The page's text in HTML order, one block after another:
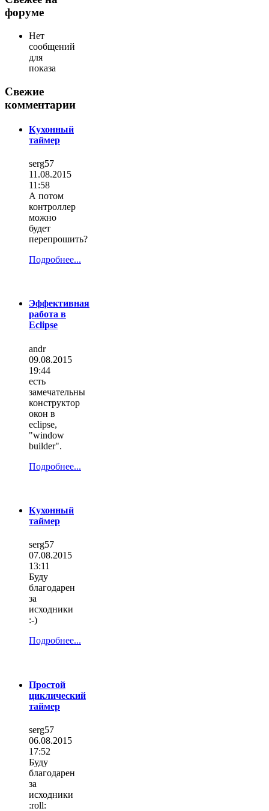
форуме
Нет
сообщений
для
показа
Свежие
комментарии
Кухонный
таймер
serg57
11.08.2015
11:58
А потом
контроллер
можно
будет
перепрошить?
Подробнее...
Эффективная
работа в
Eclipse
andr
09.08.2015
19:44
есть
замечательны
конструктор
окон в
eclipse,
"window
builder".
Подробнее...
Кухонный
таймер
serg57
07.08.2015
13:11
Буду
благодарен
за
исходники
:-)
Подробнее...
Простой
циклический
таймер
serg57
06.08.2015
17:52
Буду
благодарен
за
исходники
:roll: